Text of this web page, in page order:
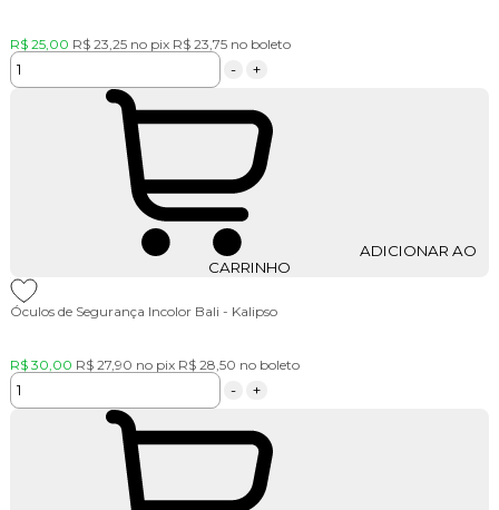
R$ 25,00 R$ 23,25 no pix R$ 23,75 no boleto
- +
CARRINHO
Óculos de Segurança Incolor Bali - Kalipso
R$ 30,00 R$ 27,90 no pix R$ 28,50 no boleto
- +